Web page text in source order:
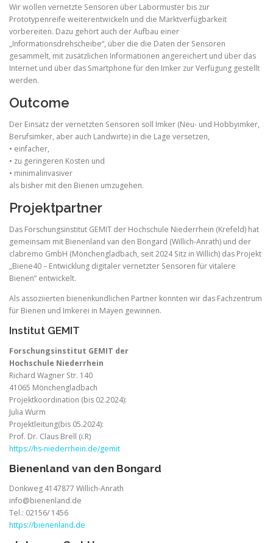
Wir wollen vernetzte Sensoren über Labormuster bis zur
Prototypenreife weiterentwickeln und die Marktverfügbarkeit
vorbereiten. Dazu gehört auch der Aufbau einer
„Informationsdrehscheibe“, über die die Daten der Sensoren
gesammelt, mit zusätzlichen Informationen angereichert und über das
Internet und über das Smartphone für den Imker zur Verfügung gestellt
werden.
Outcome
Der Einsatz der vernetzten Sensoren soll Imker (Neu- und Hobbyimker,
Berufsimker, aber auch Landwirte) in die Lage versetzen,
• einfacher,
• zu geringeren Kosten und
• minimalinvasiver
als bisher mit den Bienen umzugehen.
Projektpartner
Das Forschungsinstitut GEMIT der Hochschule Niederrhein (Krefeld) hat
gemeinsam mit Bienenland van den Bongard (Willich-Anrath) und der
clabremo GmbH (Mönchengladbach, seit 2024 Sitz in Willich) das Projekt
„Biene40 – Entwicklung digitaler vernetzter Sensoren für vitalere
Bienen“ entwickelt.
Als assoziierten bienenkundlichen Partner konnten wir das Fachzentrum
für Bienen und Imkerei in Mayen gewinnen.
Institut GEMIT
Forschungsinstitut GEMIT der
Hochschule Niederrhein
Richard Wagner Str. 140
41065 Mönchengladbach
Projektkoordination (bis 02.2024):
Julia Wurm
Projektleitung(bis 05.2024):
Prof. Dr. Claus Brell (i.R)
https://hs-niederrhein.de/gemit
Bienenland van den Bongard
Donkweg 4147877 Willich-Anrath
info@bienenland.de
Tel.: 02156/ 1456
https://bienenland.de